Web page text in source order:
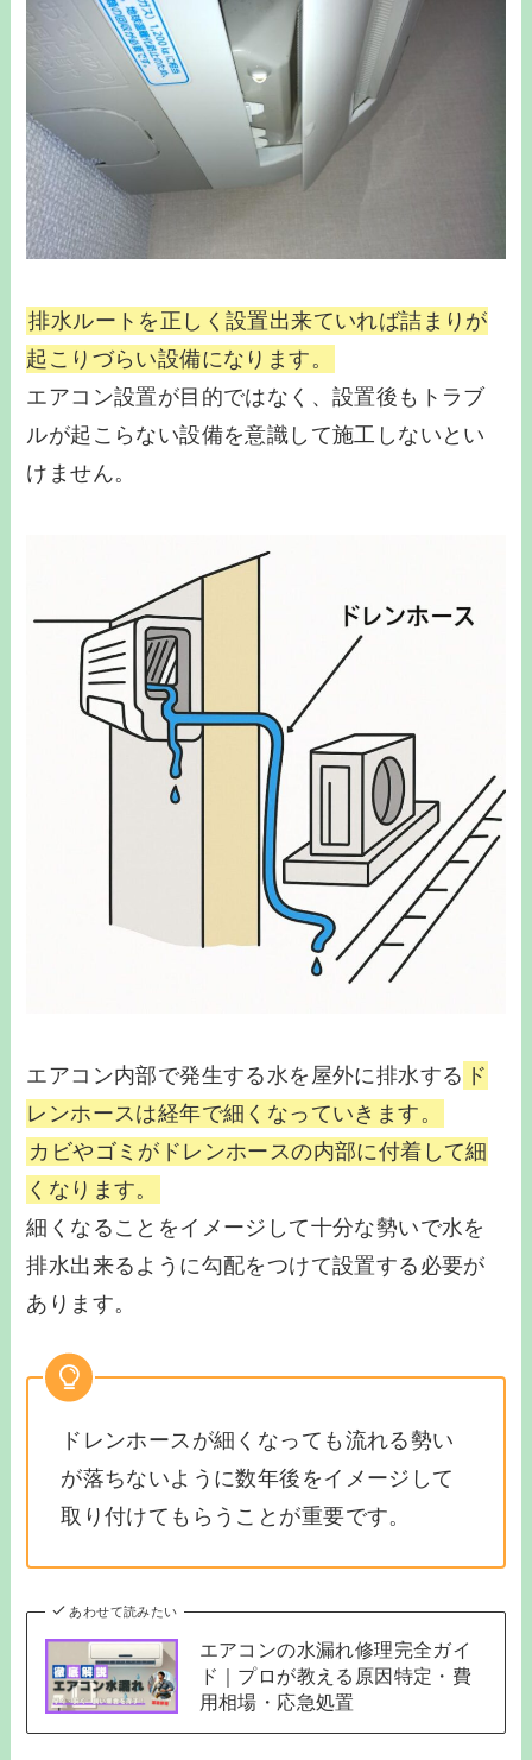
排水ルートを正しく設置出来ていれば詰まりが
起こりづらい設備になります。
エアコン設置が目的ではなく、設置後もトラブ
ルが起こらない設備を意識して施工しないとい
けません。
エアコン内部で発生する水を屋外に排水する ド
レンホースは経年で細くなっていきます。
カビやゴミがドレンホースの内部に付着して細
くなります。
細くなることをイメージして十分な勢いで水を
排水出来るように勾配をつけて設置する必要が
あります。
ドレンホースが細くなっても流れる勢い
が落ちないように数年後をイメージして
取り付けてもらうことが重要です。
あわせて読みたい
エアコンの水漏れ修理完全ガイ
ド｜プロが教える原因特定・費
用相場・応急処置